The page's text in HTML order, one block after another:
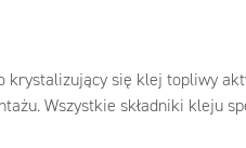
krystalizujący się klej topliwy
Wszystkie składniki kleju